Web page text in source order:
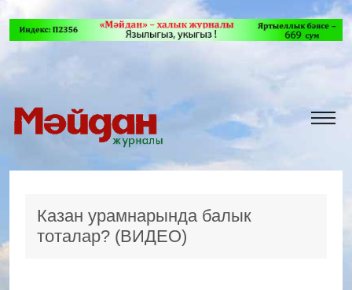
Казан урамнарында балык
тоталар? (ВИДЕО)